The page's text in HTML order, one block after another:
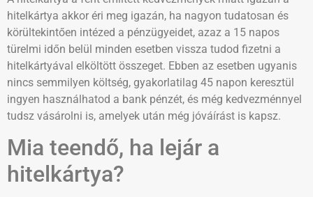
hitelkártya akkor éri meg igazán, ha nagyon tudatosan és
körültekintően intézed a pénzügyeidet, azaz a 15 napos
türelmi időn belül minden esetben vissza tudod fizetni a
hitelkártyával elköltött összeget. Ebben az esetben ugyanis
nincs semmilyen költség, gyakorlatilag 45 napon keresztül
ingyen használhatod a bank pénzét, és még kedvezménnyel
tudsz vásárolni is, amelyek után még jóváírást is kapsz.
Mia teendő, ha lejár a
hitelkártya?